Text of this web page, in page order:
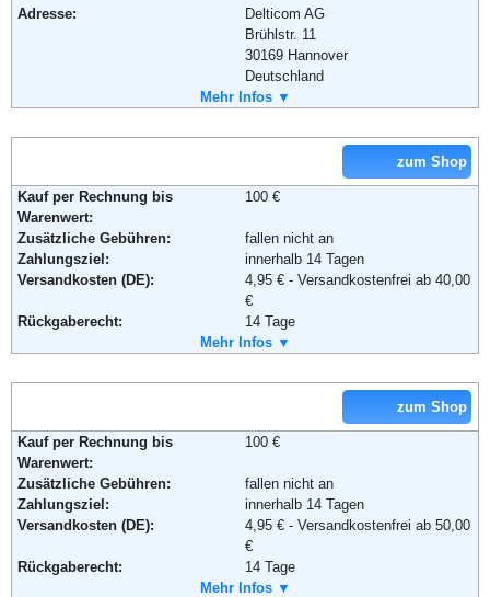
Email:
info@de.atu.eu
Weiterführende Informationen: AGB
Adresse:
Delticom AG
Brühlstr. 11
30169 Hannover
Deutschland
+49 (0) 1805 - 262 268
Email:
reifendirekt@delti.com
Weiterführende Informationen: AGB
Mehr Infos ▼
zum Shop
Kauf per Rechnung bis
Warenwert:
100 €
Zusätzliche Gebühren:
fallen nicht an
Zahlungsziel:
innerhalb 14 Tagen
Versandkosten (DE):
4,95 € - Versandkostenfrei ab 40,00
€
Rückgaberecht:
14 Tage
Ja, ab einem Warenwert von 40 €.
Lieferung in:
Adresse:
KB KfZ-Teile Internet Vertriebs
GmbH
Landshuter Allee 8
80637 München
Mehr Infos ▼
zum Shop
Kauf per Rechnung bis
Warenwert:
100 €
Zusätzliche Gebühren:
fallen nicht an
Zahlungsziel:
innerhalb 14 Tagen
Versandkosten (DE):
4,95 € - Versandkostenfrei ab 50,00
€
Rückgaberecht:
14 Tage
Ja
Mehr Infos ▼